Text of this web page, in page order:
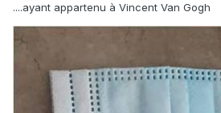
....ayant appartenu à Vincent Van Gogh